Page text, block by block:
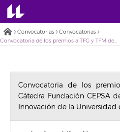
Convocatorias
Convocatorias
Convocatoria de los premios a TFG y TFM de la Cátedra Fundación CEPSA de Transición Ecológica e Innovación de la Universidad de La Laguna
Convocatoria de los
Cátedra Fundación CEPSA
Innovación de la Universidad